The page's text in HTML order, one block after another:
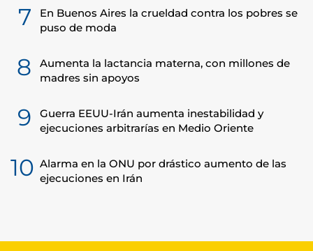
7
En Buenos Aires la crueldad contra los pobres se
puso de moda
8
Aumenta la lactancia materna, con millones de
madres sin apoyos
9
Guerra EEUU-Irán aumenta inestabilidad y
ejecuciones arbitrarías en Medio Oriente
10 Alarma en la ONU por drástico aumento de las
ejecuciones en Irán